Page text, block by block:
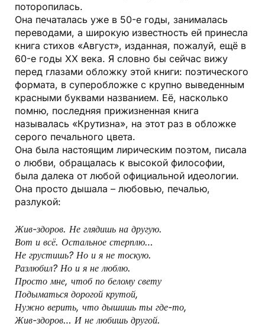
поторопилась.
Она печаталась уже в 50-е годы, занималась
переводами, а широкую известность ей принесла
книга стихов «Август», изданная, пожалуй, ещё в
60-е годы ХХ века. Я словно бы сейчас вижу
перед глазами обложку этой книги: поэтического
формата, в суперобложке с крупно выведенным
красными буквами названием. Её, насколько
помню, последняя прижизненная книга
называлась «Крутизна», на этот раз в обложке
серого печального цвета.
Она была настоящим лирическим поэтом, писала
о любви, обращалась к высокой философии,
была далека от любой официальной идеологии.
Она просто дышала – любовью, печалью,
разлукой:
Жив-здоров. Не глядишь на другую.
Вот и всё. Остальное стерплю…
Не грустишь? Но и я не тоскую.
Разлюбил? Но и я не люблю.
Просто мне, чтоб по белому свету
Подыматься дорогой крутой,
Нужно верить, что дышишь ты где-то,
Жив-здоров… И не любишь другой.